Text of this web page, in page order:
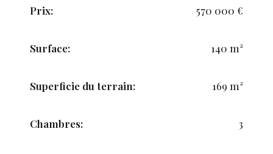
Prix: 570 000 €
Surface: 140 m²
Superficie du terrain: 169 m²
Chambres: 3